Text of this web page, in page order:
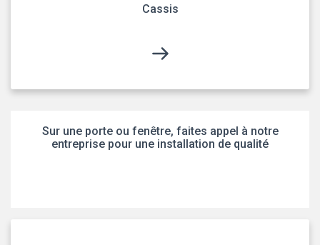
Cassis
Sur une porte ou fenêtre, faites appel à notre
entreprise pour une installation de qualité